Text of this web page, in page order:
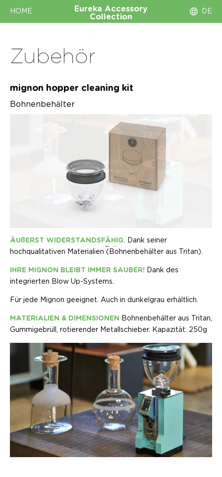
HOME Eureka Accessory
Collection
DE
Zubehör
mignon hopper cleaning kit
Bohnenbehälter
ÄUßERST WIDERSTANDSFÄHIG. Dank seiner
hochqualitativen Materialien (Bohnenbehälter aus Tritan).
IHRE MIGNON BLEIBT IMMER SAUBER! Dank des
integrierten Blow Up-Systems.
Für jede Mignon geeignet. Auch in dunkelgrau erhältlich.
MATERIALIEN & DIMENSIONEN Bohnenbehälter aus Tritan,
Gummigebrüll, rotierender Metallschieber. Kapazität: 250g